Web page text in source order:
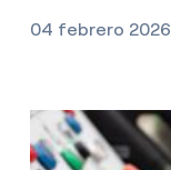
04 febrero 2026